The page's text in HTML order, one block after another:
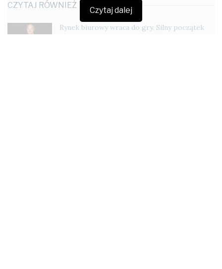
CZYTAJ RÓWNIEŻ
Rynek biurowy wraca do gry. Silny początek
2026 roku i rosnąca aktywność inwestorów
Czytaj dalej